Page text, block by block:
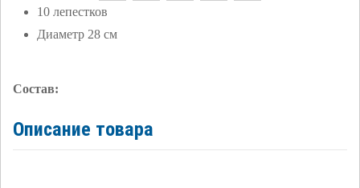
10 лепестков
Диаметр 28 см
Состав:
Описание товара